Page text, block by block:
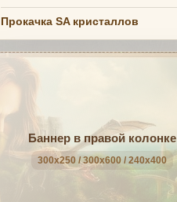
Прокачка SA кристаллов
Баннер в правой колонке
300x250 / 300x600 / 240x400